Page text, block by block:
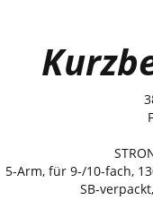
5-Arm, für 9-/10-fach,
SB-